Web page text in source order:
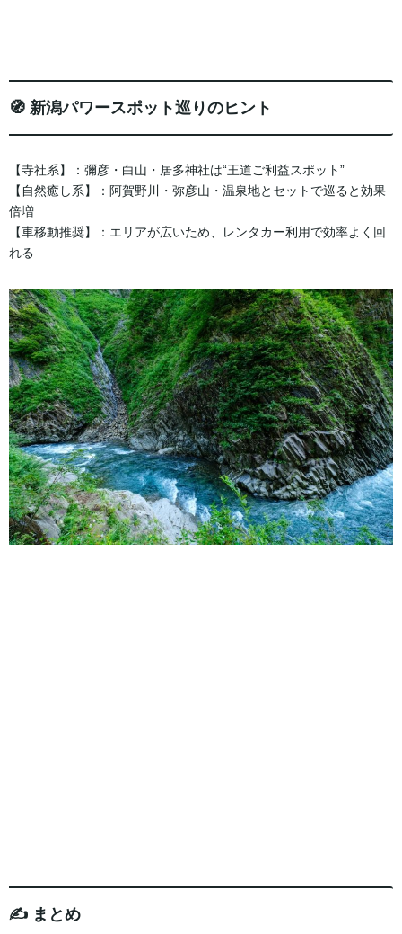
🧭 新潟パワースポット巡りのヒント
【寺社系】：彌彦・白山・居多神社は“王道ご利益スポット”
【自然癒し系】：阿賀野川・弥彦山・温泉地とセットで巡ると効果
倍増
【車移動推奨】：エリアが広いため、レンタカー利用で効率よく回
れる
✍️ まとめ